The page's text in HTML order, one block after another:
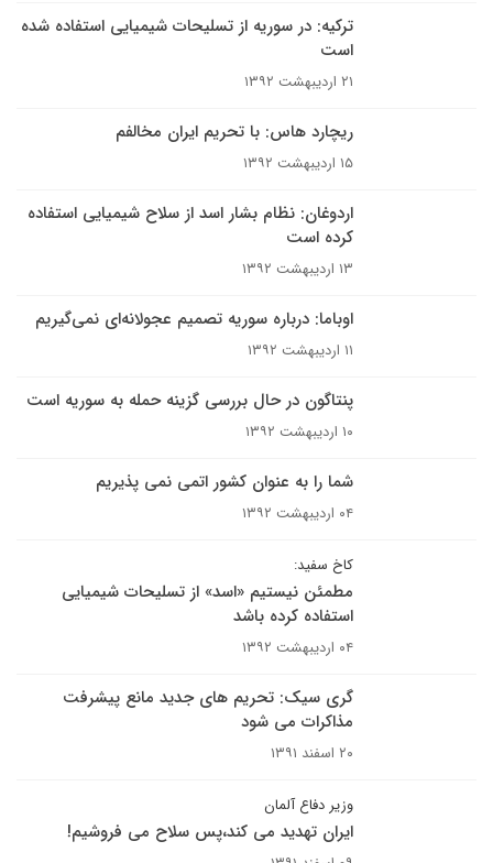
ترکیه: در سوریه از تسلیحات شیمیایی استفاده شده
است
۲۱ اردیبهشت ۱۳۹۲
ریچارد هاس: با تحریم ایران مخالفم
۱۵ اردیبهشت ۱۳۹۲
اردوغان: نظام بشار اسد از سلاح شیمیایی استفاده
کرده است
۱۳ اردیبهشت ۱۳۹۲
اوباما: درباره سوریه تصمیم عجولانه‌ای نمی‌گیریم
۱۱ اردیبهشت ۱۳۹۲
پنتاگون در حال بررسی گزینه حمله به سوریه است
۱۰ اردیبهشت ۱۳۹۲
شما را به عنوان کشور اتمی نمی پذیریم
۰۴ اردیبهشت ۱۳۹۲
کاخ سفید:
مطمئن نیستیم «اسد» از تسلیحات شیمیایی
استفاده کرده باشد
۰۴ اردیبهشت ۱۳۹۲
گری سیک: تحریم های جدید مانع پیشرفت
مذاکرات می شود
۲۰ اسفند ۱۳۹۱
وزیر دفاع آلمان
ایران تهدید می کند،پس سلاح می فروشیم!